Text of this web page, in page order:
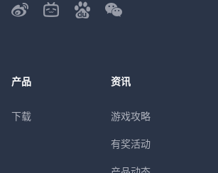
产品
下载
资讯
游戏攻略
有奖活动